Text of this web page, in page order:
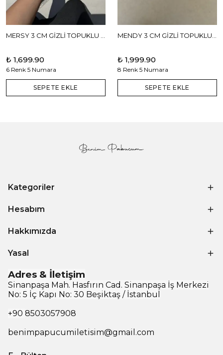
₺ 1,699.90
6 Renk 5 Numara
SEPETE EKLE
₺ 1,999.90
8 Renk 5 Numara
SEPETE EKLE
Kategoriler
Hesabım
Hakkımızda
Yasal
Adres & İletişim
Sinanpaşa Mah. Hasfırın Cad. Sinanpaşa İş Merkezi
No: 5 İç Kapı No: 30 Beşiktaş / İstanbul
+90 8503057908
benimpapucumiletisim@gmail.com